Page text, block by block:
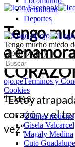
Actualidad
Deportes
Tengo mucho miedo
CORAZÓN)
ojo.peTérminos y
Cookies
TEMAS:
Últimas noticias
Gisela Valcarcel
Magaly Medina
Cuto Guadalupe
Tengo
a
“Estoy
corazón y el
vez”.